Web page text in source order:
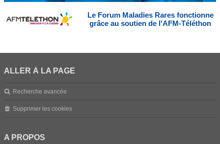
Le Forum Maladies Rares fonctionne
grâce au soutien de l'AFM-Téléthon
ALLER À LA PAGE
Recherche avancée
Supprimer les cookies
A PROPOS